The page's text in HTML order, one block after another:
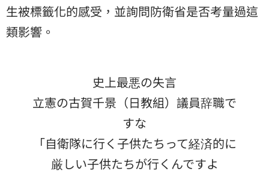
生被標籤化的感受，並詢問防衛省是否考量過這
類影響。
史上最悪の失言
立憲の古賀千景（日教組）議員辞職で
すな
「自衛隊に行く子供たちって経済的に
厳しい子供たちが行くんですよ